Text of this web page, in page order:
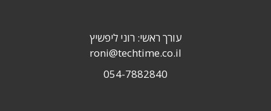
עורך ראשי: רוני ליפשיץ
roni@techtime.co.il
054-7882840